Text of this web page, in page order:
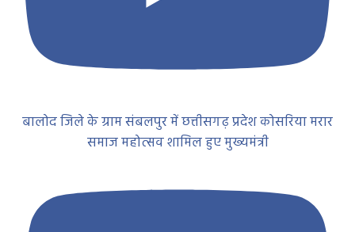
बालोद जिले के ग्राम संबलपुर में छत्तीसगढ़ प्रदेश कोसरिया मरार
समाज महोत्सव शामिल हुए मुख्यमंत्री